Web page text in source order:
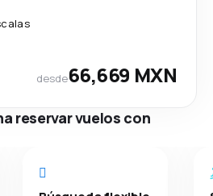
desde66,669 MXN
reservar vuelos con